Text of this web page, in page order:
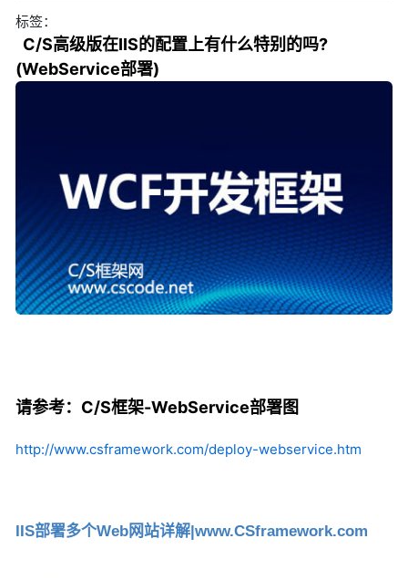
标签：
C/S高级版在IIS的配置上有什么特别的吗?
(WebService部署)
请参考：C/S框架-WebService部署图
http://www.csframework.com/deploy-webservice.htm
IIS部署多个Web网站详解|www.CSframework.com